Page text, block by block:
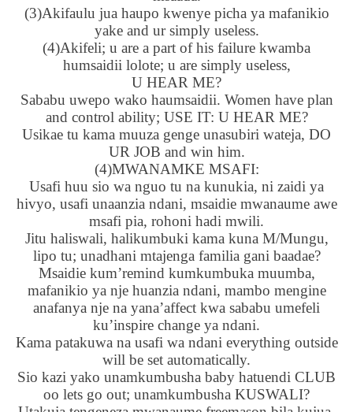
(3)Akifaulu jua haupo kwenye picha ya mafanikio
yake and ur simply useless.
(4)Akifeli; u are a part of his failure kwamba
humsaidii lolote; u are simply useless,
U HEAR ME?
Sababu uwepo wako haumsaidii. Women have plan
and control ability; USE IT: U HEAR ME?
Usikae tu kama muuza genge unasubiri wateja, DO
UR JOB and win him.
(4)MWANAMKE MSAFI:
Usafi huu sio wa nguo tu na kunukia, ni zaidi ya
hivyo, usafi unaanzia ndani, msaidie mwanaume awe
msafi pia, rohoni hadi mwili.
Jitu haliswali, halikumbuki kama kuna M/Mungu,
lipo tu; unadhani mtajenga familia gani baadae?
Msaidie kum’remind kumkumbuka muumba,
mafanikio ya nje huanzia ndani, mambo mengine
anafanya nje na yana’affect kwa sababu umefeli
ku’inspire change ya ndani.
Kama patakuwa na usafi wa ndani everything outside
will be set automatically.
Sio kazi yako unamkumbusha baby hatuendi CLUB
oo lets go out; unamkumbusha KUSWALI?